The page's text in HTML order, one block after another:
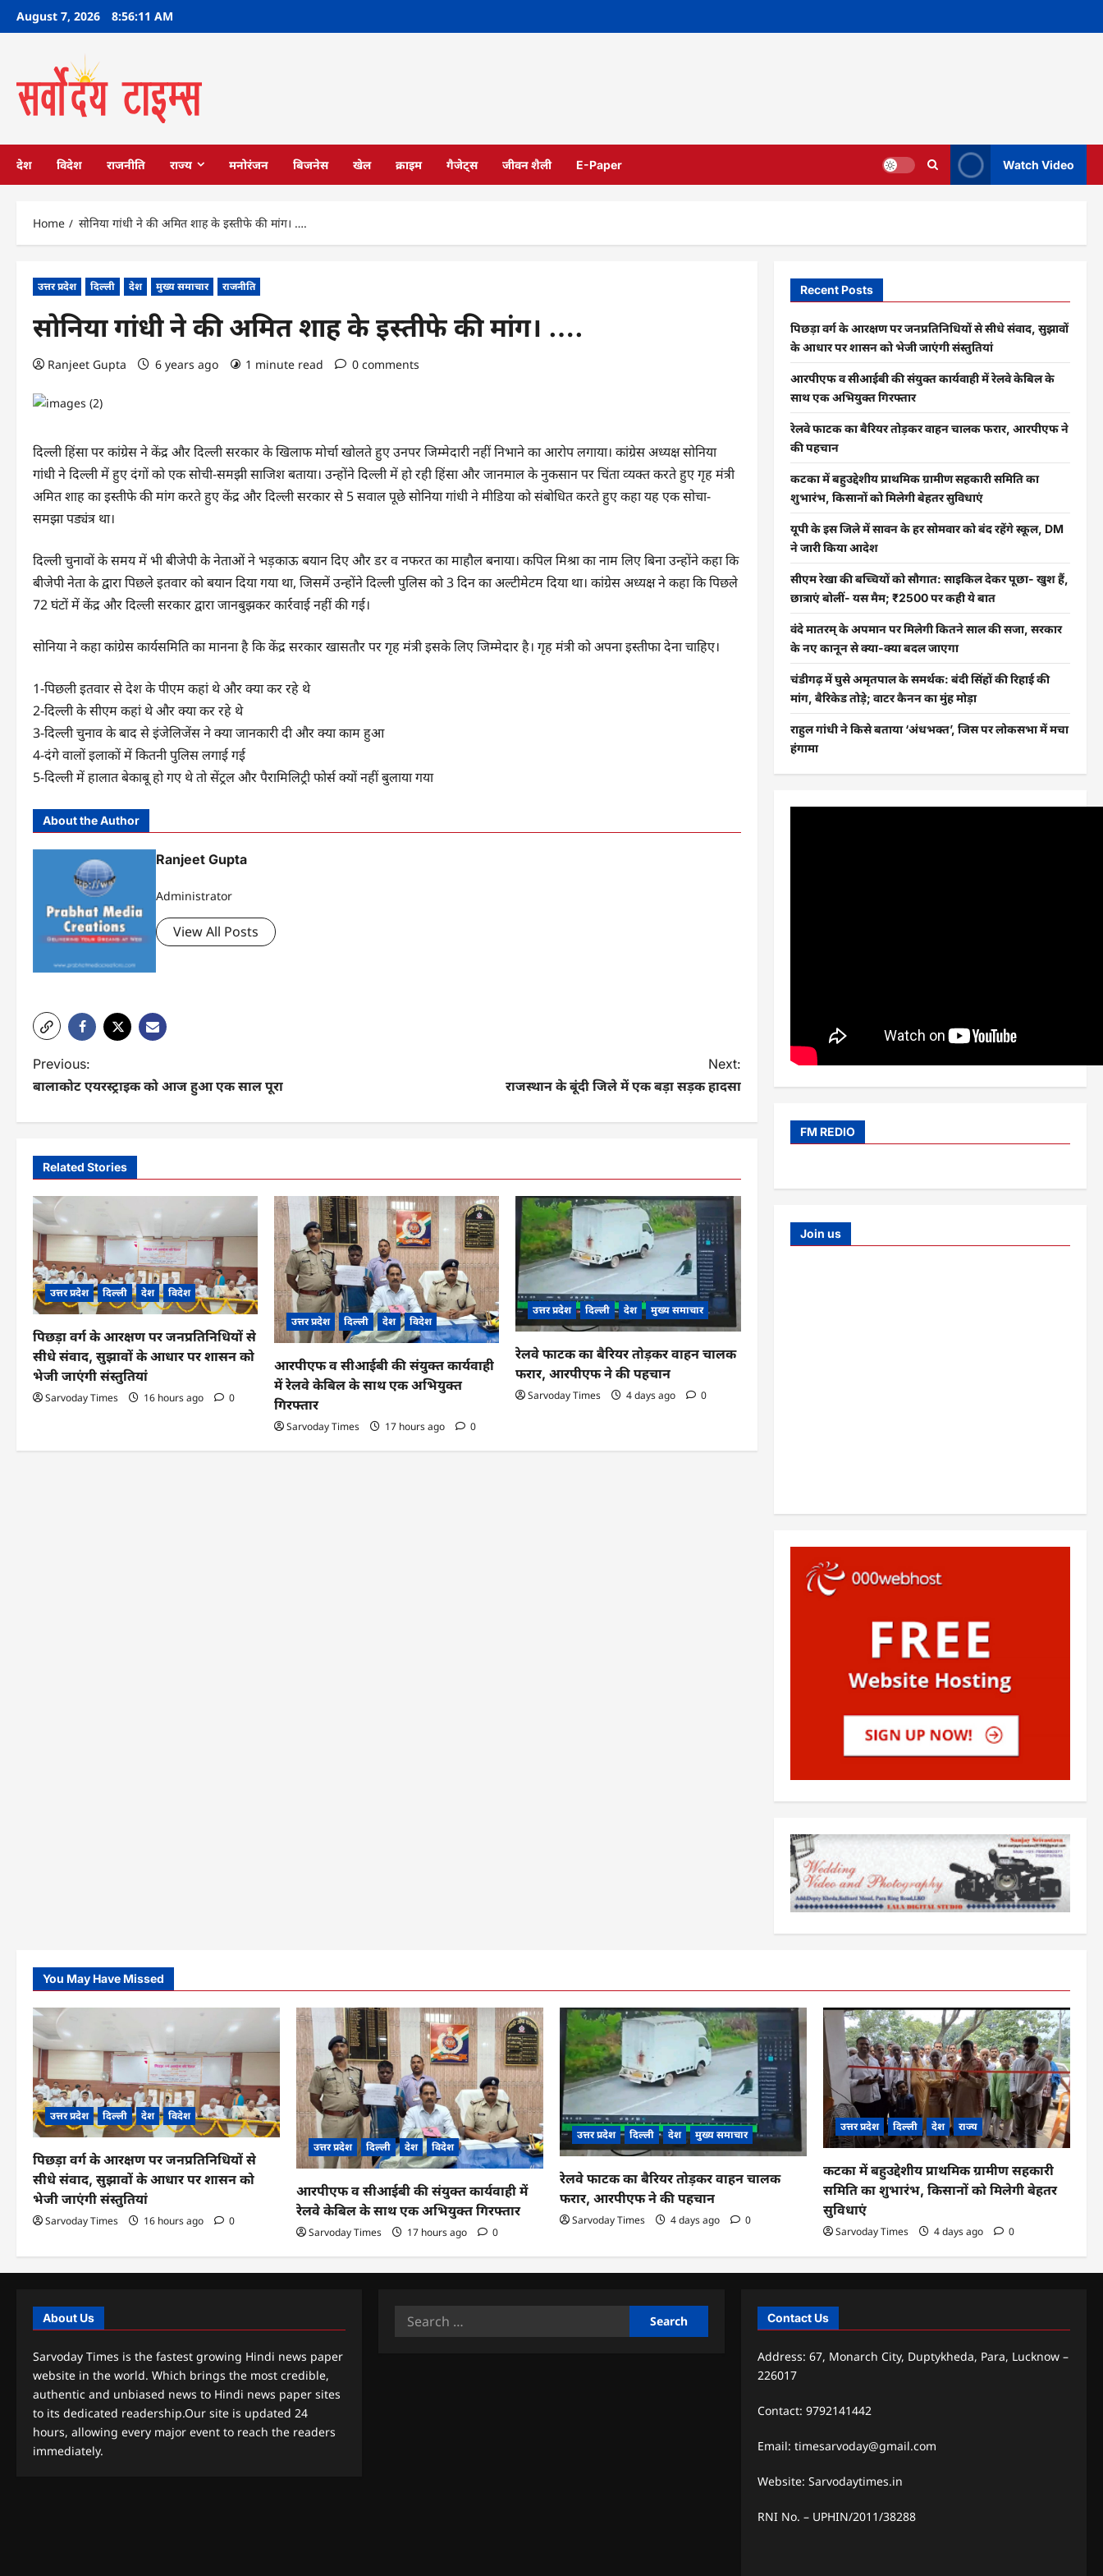
SkipAugust 7, 2026 8:56:12 AM
देश विदेश राजनीति राज्य मनोरंजन बिजनेस खेल क्राइम गैजेट्स जीवन शैली E-Paper Watch Video
Home सोनिया गांधी ने की अमित शाह के इस्तीफे की मांग। ….
उत्तर प्रदेश दिल्ली देश मुख्य समाचार राजनीति
सोनिया गांधी ने की अमित शाह के इस्तीफे की मांग। ….
Ranjeet Gupta 6 years ago 1 minute read 0 comments
दिल्‍ली हिंसा पर कांग्रेस ने केंद्र और दिल्‍ली सरकार के खिलाफ मोर्चा खोलते हुए उनपर जिम्‍मेदारी नहीं निभाने का आरोप लगाया। कांग्रेस अध्‍यक्ष सोनिया
गांधी ने दिल्‍ली में हुए दंगों को एक सोची-समझी साजिश बताया। उन्‍होंने दिल्‍ली में हो रही हिंसा और जानमाल के नुकसान पर चिंता व्‍यक्‍त करते हुए गृह मंत्री
अमित शाह का इस्‍तीफे की मांग करते हुए केंद्र और दिल्‍ली सरकार से 5 सवाल पूछे सोनिया गांधी ने मीडिया को संबोधित करते हुए कहा यह एक सोचा-
समझा पड्यंत्र था।
दिल्‍ली चुनावों के समय में भी बीजेपी के नेताओं ने भड़काऊ बयान दिए और डर व नफरत का माहौल बनाया। कपिल मिश्रा का नाम लिए बिना उन्‍होंने कहा कि
बीजेपी नेता के द्वारा पिछले इतवार को बयान दिया गया था, जिसमें उन्‍होंने दिल्‍ली पुलिस को 3 दिन का अल्‍टीमेटम दिया था। कांग्रेस अध्‍यक्ष ने कहा कि पिछले
72 घंटों में केंद्र और दिल्‍ली सरकार द्वारा जानबुझकर कार्रवाई नहीं की गई।
सोनिया ने कहा कांग्रेस कार्यसमिति का मानना है कि केंद्र सरकार खासतौर पर गृह मंत्री इसके लिए जिम्‍मेदार है। गृह मंत्री को अपना इस्‍तीफा देना चाहिए।
1-पिछली इतवार से देश के पीएम कहां थे और क्‍या कर रहे थे
2-दिल्‍ली के सीएम कहां थे और क्‍या कर रहे थे
3-दिल्‍ली चुनाव के बाद से इंजेलिजेंस ने क्‍या जानकारी दी और क्‍या काम हुआ
4-दंगे वालों इलाकों में कितनी पुलिस लगाई गई
5-दिल्‍ली में हालात बेकाबू हो गए थे तो सेंट्रल और पैरामिलिट्री फोर्स क्‍यों नहीं बुलाया गया
About the Author
Ranjeet Gupta
Administrator
View All Posts
P
o
s
t
n
a
v
i
g
a
t
i
n
Previous:
बालाकोट एयरस्ट्राइक को आज हुआ एक साल पूरा
Next:
राजस्थान के बूंदी जिले में एक बड़ा सड़क हादसा
Related Stories
उत्तर प्रदेश दिल्ली देश विदेश
पिछड़ा वर्ग के आरक्षण पर जनप्रतिनिधियों से
सीधे संवाद, सुझावों के आधार पर शासन को
भेजी जाएंगी संस्तुतियां
Sarvoday Times 16 hours ago 0
उत्तर प्रदेश दिल्ली देश विदेश
आरपीएफ व सीआईबी की संयुक्त कार्यवाही
में रेलवे केबिल के साथ एक अभियुक्त
गिरफ्तार
Sarvoday Times 17 hours ago 0
उत्तर प्रदेश दिल्ली देश मुख्य समाचार
रेलवे फाटक का बैरियर तोड़कर वाहन चालक
फरार, आरपीएफ ने की पहचान
Sarvoday Times 4 days ago 0
Recent Posts
पिछड़ा वर्ग के आरक्षण पर जनप्रतिनिधियों से सीधे संवाद, सुझावों
के आधार पर शासन को भेजी जाएंगी संस्तुतियां
आरपीएफ व सीआईबी की संयुक्त कार्यवाही में रेलवे केबिल के
साथ एक अभियुक्त गिरफ्तार
रेलवे फाटक का बैरियर तोड़कर वाहन चालक फरार, आरपीएफ ने
की पहचान
कटका में बहुउद्देशीय प्राथमिक ग्रामीण सहकारी समिति का
शुभारंभ, किसानों को मिलेगी बेहतर सुविधाएं
यूपी के इस जिले में सावन के हर सोमवार को बंद रहेंगे स्कूल, DM
ने जारी किया आदेश
सीएम रेखा की बच्चियों को सौगात: साइकिल देकर पूछा- खुश हैं,
छात्राएं बोलीं- यस मैम; ₹2500 पर कही ये बात
वंदे मातरम् के अपमान पर मिलेगी कितने साल की सजा, सरकार
के नए कानून से क्या-क्या बदल जाएगा
चंडीगढ़ में घुसे अमृतपाल के समर्थक: बंदी सिंहों की रिहाई की
मांग, बैरिकेड तोड़े; वाटर कैनन का मुंह मोड़ा
राहुल गांधी ने किसे बताया ‘अंधभक्त’, जिस पर लोकसभा में मचा
हंगामा
FM REDIO
Join us
You May Have Missed
उत्तर प्रदेश दिल्ली देश विदेश
पिछड़ा वर्ग के आरक्षण पर जनप्रतिनिधियों से
सीधे संवाद, सुझावों के आधार पर शासन को
भेजी जाएंगी संस्तुतियां
Sarvoday Times 16 hours ago 0
उत्तर प्रदेश दिल्ली देश विदेश
आरपीएफ व सीआईबी की संयुक्त कार्यवाही में
रेलवे केबिल के साथ एक अभियुक्त गिरफ्तार
Sarvoday Times 17 hours ago 0
उत्तर प्रदेश दिल्ली देश मुख्य समाचार
रेलवे फाटक का बैरियर तोड़कर वाहन चालक
फरार, आरपीएफ ने की पहचान
Sarvoday Times 4 days ago 0
उत्तर प्रदेश दिल्ली देश राज्य
कटका में बहुउद्देशीय प्राथमिक ग्रामीण सहकारी
समिति का शुभारंभ, किसानों को मिलेगी बेहतर
सुविधाएं
Sarvoday Times 4 days ago 0
About Us
Sarvoday Times is the fastest growing Hindi news paper
website in the world. Which brings the most credible,
authentic and unbiased news to Hindi news paper sites
to its dedicated readership.Our site is updated 24
hours, allowing every major event to reach the readers
immediately.
Search
Contact Us
Address: 67, Monarch City, Duptykheda, Para, Lucknow –
226017
Contact: 9792141442
Email: timesarvoday@gmail.com
Website: Sarvodaytimes.in
RNI No. – UPHIN/2011/38288